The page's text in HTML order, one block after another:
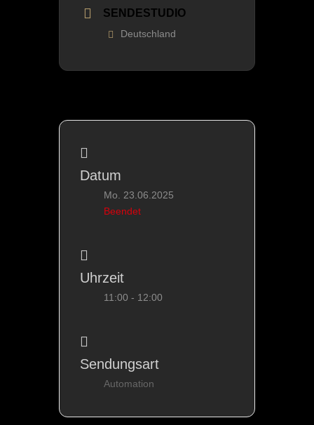
SENDESTUDIO
Deutschland
Datum
Mo. 23.06.2025
Beendet
Uhrzeit
11:00 - 12:00
Sendungsart
Automation